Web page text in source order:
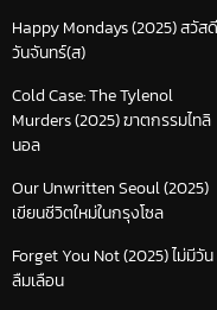
Happy Mondays (2025) สวัสดี
วันจันทร์(ส)
Cold Case: The Tylenol
Murders (2025) ฆาตกรรมไทลิ
นอล
Our Unwritten Seoul (2025)
เขียนชีวิตใหม่ในกรุงโซล
Forget You Not (2025) ไม่มีวัน
ลืมเลือน